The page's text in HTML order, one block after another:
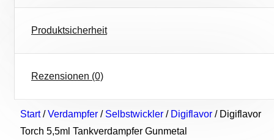
Produktsicherheit
Rezensionen (0)
Start/Verdampfer / Selbstwickler / Digiflavor / Digiflavor
Torch 5,5ml Tankverdampfer Gunmetal